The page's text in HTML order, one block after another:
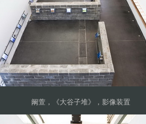
阚萱，《大谷子堆》，影像装置